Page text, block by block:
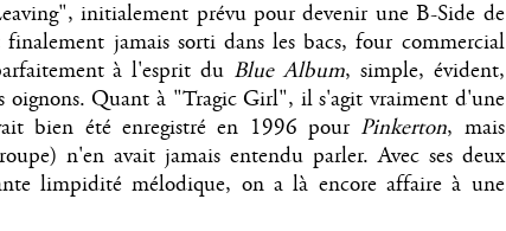
initialement prévu pour devenir une B-Side de
jamais sorti dans les bacs, four commercial
à l'esprit du Blue Album, simple, évident,
oignons. Quant à "Tragic Girl", il s'agit vraiment d'une
bien été enregistré en 1996 pour Pinkerton, mais
n'en avait jamais entendu parler. Avec ses deux
limpidité mélodique, on a là encore affaire à une